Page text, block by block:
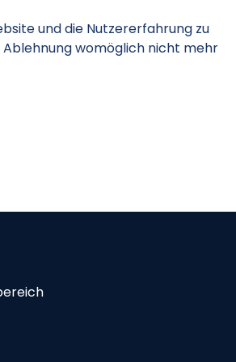
und die Nutzererfahrung zu
Ablehnung womöglich nicht mehr